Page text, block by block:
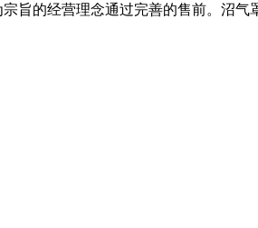
旨的经营理念通过完善的售前。沼气